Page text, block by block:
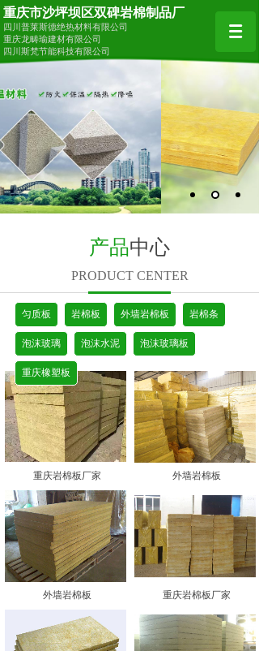
四川普莱斯德绝热材料有限公司
重庆龙畴瑜建材有限公司
四川斯梵节能科技有限公司
重庆市沙坪坝区双碑岩棉制品厂
产品中心
PRODUCT CENTER
匀质板 岩棉板 外墙岩棉板 岩棉条
泡沫玻璃 泡沫水泥 泡沫玻璃板
重庆橡塑板
重庆岩棉板厂家 外墙岩棉板
外墙岩棉板 重庆岩棉板厂家